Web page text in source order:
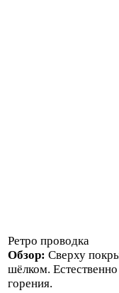
Ретро проводка
Обзор: Сверху
шёлком.
горения.